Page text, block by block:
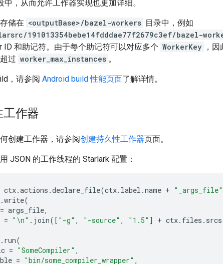
中，从而允许工作器实现也更加详细。
储在 <outputBase>/bazel-workers 目录中，例如
191013354bebe14fdddae77f2679c3ef/bazel-
ID 和助记符。由于每个助记符可以对应多个 WorkerKey ，
过 worker_max_instances 。
，请参阅 Android build 性能页面了解详情。
工作器
创建工作器，请参阅创建持久性工作器页面。
JSON 的工作线程的 Starlark 配置：
ctx.actions .declare_file(ctx. label .name + "_args_file"
.write(
= args_file,
= " \n" . join([ "-g" , "-source" , "1.5" ] + ctx. files . srcs
. run(
= "SomeCompiler" ,
= "bin/some_compiler_wrapper" ,